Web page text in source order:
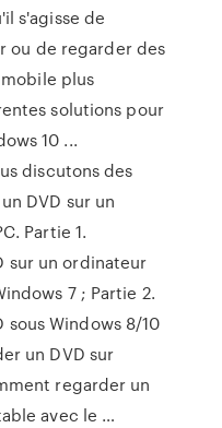
s'agisse de
ou de regarder des
plus
solutions pour
10 ...
discutons des
DVD sur un
Partie 1.
sur un ordinateur
7 ; Partie 2.
Windows 8/10
un DVD sur
regarder un
avec le …